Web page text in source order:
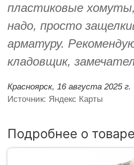
пластиковые
надо, просто
арматуру.
кладовщик,
Красноярск, 16 августа 2025 г.
Источник: Яндекс Карты
Подробнее о товаре